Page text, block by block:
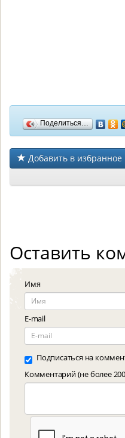
Поделиться…
Добавить в избранное
Оставить
Имя
E-mail
Подписаться на
Комментарий (не более